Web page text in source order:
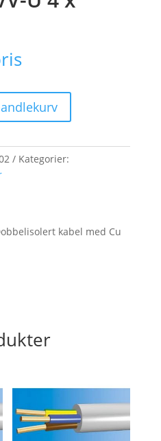
Kategorier:
kabel med Cu